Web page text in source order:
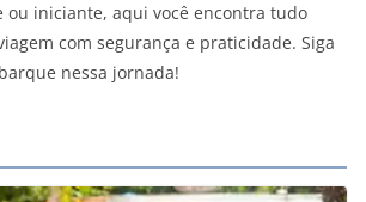
ou iniciante, aqui você encontra tudo
com segurança e praticidade. Siga
nessa jornada!